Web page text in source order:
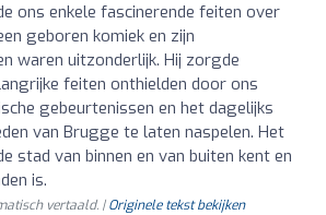
ons enkele fascinerende feiten over
geboren komiek en zijn
waren uitzonderlijk. Hij zorgde
feiten onthielden door ons
gebeurtenissen en het dagelijks
van Brugge te laten naspelen. Het
stad van binnen en van buiten kent en
is.
vertaald. |Originele tekst bekijken